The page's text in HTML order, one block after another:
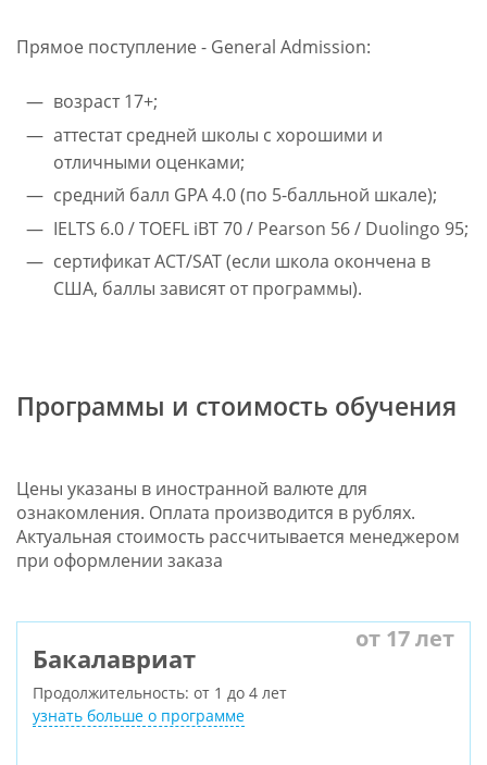
Прямое поступление - General Admission:
возраст 17+;
аттестат средней школы с хорошими и
отличными оценками;
средний балл GPA 4.0 (по 5-балльной шкале);
IELTS 6.0 / TOEFL iBT 70 / Pearson 56 / Duolingo 95;
сертификат ACT/SAT (если школа окончена в
США, баллы зависят от программы).
Программы и стоимость обучения
Цены указаны в иностранной валюте для
ознакомления. Оплата производится в рублях.
Актуальная стоимость рассчитывается менеджером
при оформлении заказа
Бакалавриат
от 17 лет
Продолжительность: от 1 до 4 лет
узнать больше о программе